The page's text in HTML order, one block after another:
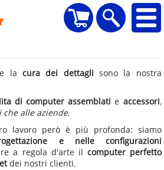
e lacura dei dettagli sono la nostra
di computer assemblati e accessori,
che alle aziende.
lavoro però è più profonda: siamo
e nelle configurazioni
a regola d'arte il computer perfetto
dei nostri clienti.
home Visualizza il
Ricerca